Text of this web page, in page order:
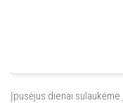
Įpusėjus dienai